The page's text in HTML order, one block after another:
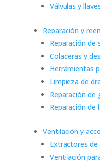
Válvulas y llaves
Reparación y
Reparación de
Coladeras y
Herramientas
Limpieza de
Reparación de
Reparación de
Ventilación y
Extractores de
Ventilación